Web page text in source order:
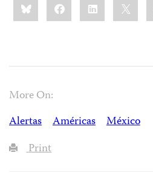
this:
More On:
Alertas
Américas
México
Print